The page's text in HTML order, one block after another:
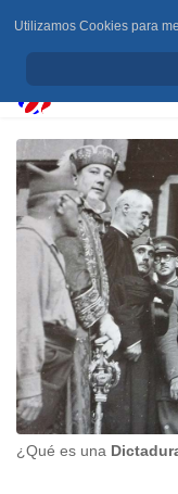
¿Qué es una
Utilizamos Cookies para